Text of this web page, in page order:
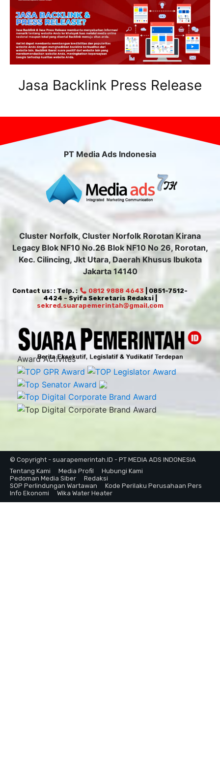
Jasa Backlink Press Release
PT Media Ads Indonesia
Cluster Norfolk, Cluster Norfolk Rorotan Kirana
Legacy Blok NF10 No.26 Blok NF10 No 26, Rorotan,
Kec. Cilincing, Jkt Utara, Daerah Khusus Ibukota
Jakarta 14140
Contact us: : Telp. : 0812 9888 4643 | 0851-7512-
4424 - Syifa Sekretaris Redaksi |
sekred.suarapemerintah@gmail.com
Award Activites
© Copyright - suarapemerintah.ID - PT MEDIA ADS INDONESIA
Tentang Kami
Media Profil
Hubungi Kami
Pedoman Media Siber
Redaksi
SOP Perlindungan Wartawan
Kode Perilaku Perusahaan Pers
Info Ekonomi
Wika Water Heater